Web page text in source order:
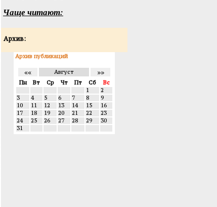
Чаще читают:
Архив:
Архив публикаций
«« Август »»
Пн Вт Ср Чт Пт Сб
Вс
1
2
3
4 5 6 7 8
9
10
11 12 13 14 15
16
17
18 19 20 21 22
23
24
25 26 27 28 29
30
31